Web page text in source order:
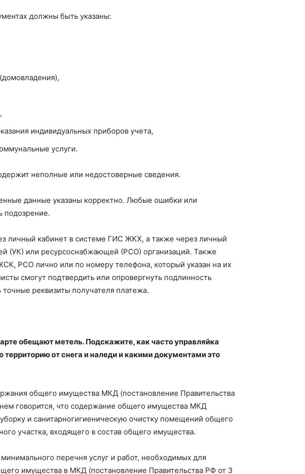
должны быть указаны:
индивидуальных приборов учета,
услуги.
неполные или недостоверные сведения.
данные указаны корректно. Любые ошибки или
подозрение.
личный кабинет в системе ГИС ЖКХ, а также через личный
(УК) или ресурсоснабжающей (РСО) организаций. Также
РСО лично или по номеру телефона, который указан на их
смогут подтвердить или опровергнуть подлинность
реквизиты получателя платежа.
обещают метель. Подскажите, как часто управляйка
от снега и наледи и какими документами это
общего имущества МКД (постановление Правительства
говорится, что содержание общего имущества МКД
и санитарно­гигиеническую очистку помещений общего
участка, входящего в состав общего имущества.
перечня услуг и работ, необходимых для
имущества в МКД (постановление Правительства РФ от 3